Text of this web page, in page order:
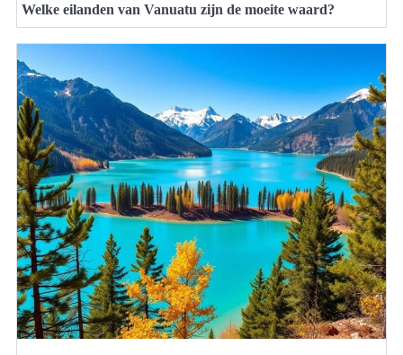
Welke eilanden van Vanuatu zijn de moeite waard?